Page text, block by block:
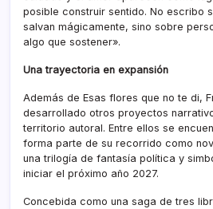
posible construir sentido. No escribo
salvan mágicamente, sino sobre
algo que sostener».
Una trayectoria en expansión
Además de Esas flores que no te di,
desarrollado otros proyectos
territorio autoral. Entre ellos se
forma parte de su recorrido como
una trilogía de fantasía política y
iniciar el próximo año 2027.
Concebida como una saga de tres